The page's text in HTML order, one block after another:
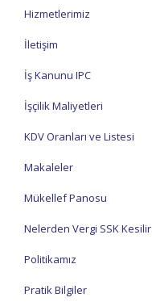
Hizmetlerimiz
İletişim
İş Kanunu IPC
İşçilik Maliyetleri
KDV Oranları ve Listesi
Makaleler
Mükellef Panosu
Nelerden Vergi SSK Kesilir
Politikamız
Pratik Bilgiler